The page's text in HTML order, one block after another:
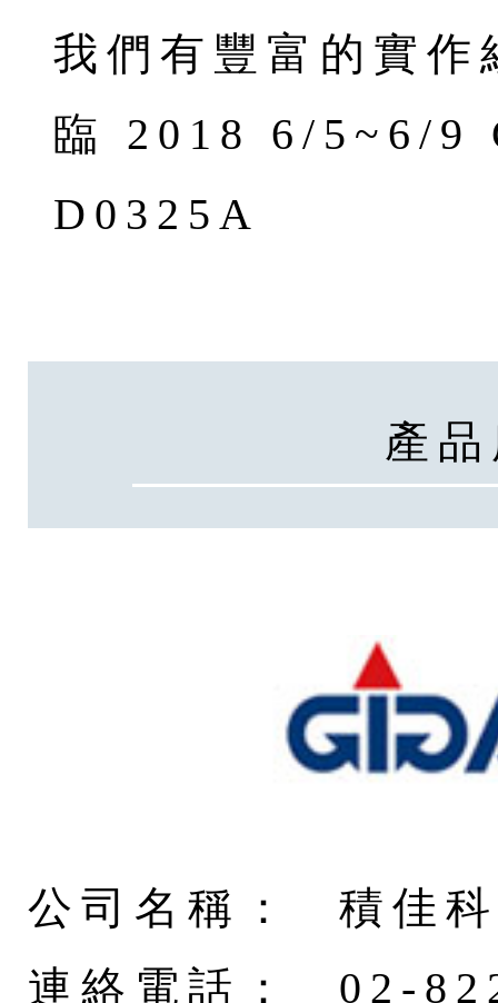
我們有豐富的實
臨 2018 6/5~6/9
D0325A
產
公司名稱：
積佳
連絡電話：
02-